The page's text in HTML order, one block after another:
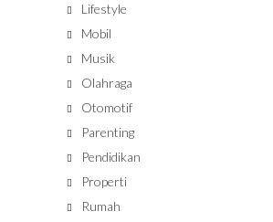
Lifestyle
Mobil
Musik
Olahraga
Otomotif
Parenting
Pendidikan
Properti
Rumah